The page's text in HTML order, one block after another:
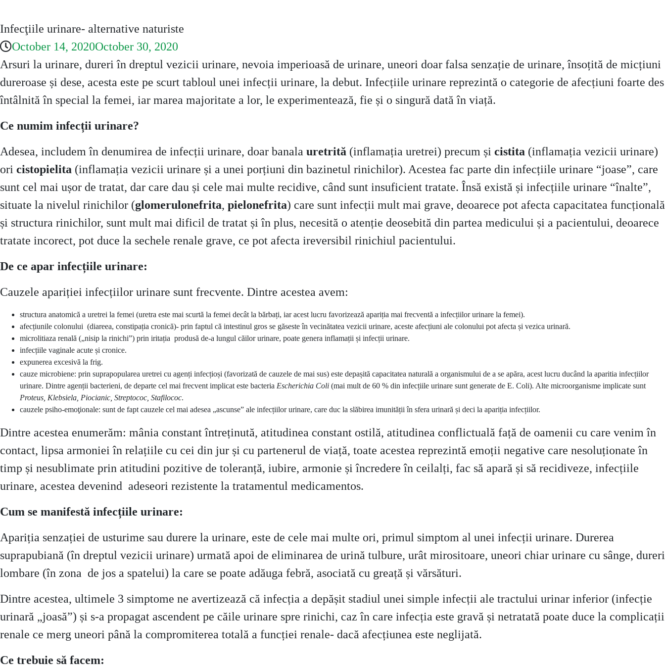
Infecţiile urinare- alternative naturiste
October 14, 2020October 30, 2020
Arsuri la urinare, dureri în dreptul vezicii urinare, nevoia imperioasă de urinare, uneori doar falsa senzație de urinare, însoțită de micțiuni
dureroase și dese, acesta este pe scurt tabloul unei infecții urinare, la debut. Infecțiile urinare reprezintă o categorie de afecțiuni foarte des
întâlnită în special la femei, iar marea majoritate a lor, le experimentează, fie și o singură dată în viață.
Ce numim infecții urinare?
Adesea, includem în denumirea de infecții urinare, doar banala uretrită (inflamația uretrei) precum și cistita (inflamația vezicii urinare)
ori cistopielita (inflamația vezicii urinare și a unei porțiuni din bazinetul rinichilor). Acestea fac parte din infecțiile urinare “joase”, care
sunt cel mai ușor de tratat, dar care dau și cele mai multe recidive, când sunt insuficient tratate. Însă există și infecțiile urinare “înalte”,
situate la nivelul rinichilor (glomerulonefrita, pielonefrita) care sunt infecții mult mai grave, deoarece pot afecta capacitatea funcțională
și structura rinichilor, sunt mult mai dificil de tratat și în plus, necesită o atenție deosebită din partea medicului și a pacientului, deoarece
tratate incorect, pot duce la sechele renale grave, ce pot afecta ireversibil rinichiul pacientului.
De ce apar infecțiile urinare:
Cauzele apariției infecțiilor urinare sunt frecvente. Dintre acestea avem:
structura anatomică a uretrei la femei (uretra este mai scurtă la femei decât la bărbați, iar acest lucru favorizează apariția mai frecventă a infecțiilor urinare la femei).
afecțiunile colonului (diareea, constipația cronică)- prin faptul că intestinul gros se găseste în vecinătatea vezicii urinare, aceste afecțiuni ale colonului pot afecta și vezica urinară.
microlitiaza renală („nisip la rinichi”) prin iritația produsă de-a lungul căilor urinare, poate genera inflamații și infecții urinare.
infecțiile vaginale acute și cronice.
expunerea excesivă la frig.
cauze microbiene: prin suprapopularea uretrei cu agenți infecțioși (favorizată de cauzele de mai sus) este depașită capacitatea naturală a organismului de a se apăra, acest lucru ducând la aparitia infecțiilor
urinare. Dintre agenții bacterieni, de departe cel mai frecvent implicat este bacteria Escherichia Coli (mai mult de 60 % din infecțiile urinare sunt generate de E. Coli). Alte microorganisme implicate sunt
Proteus, Klebsiela, Piocianic, Streptococ, Stafilococ.
cauzele psiho-emoţionale: sunt de fapt cauzele cel mai adesea „ascunse” ale infecțiilor urinare, care duc la slăbirea imunității în sfera urinară și deci la apariția infecțiilor.
Dintre acestea enumerăm: mânia constant întreținută, atitudinea constant ostilă, atitudinea conflictuală față de oamenii cu care venim în
contact, lipsa armoniei în relațiile cu cei din jur și cu partenerul de viață, toate acestea reprezintă emoții negative care nesoluționate în
timp și nesublimate prin atitudini pozitive de toleranță, iubire, armonie și încredere în ceilalți, fac să apară și să recidiveze, infecțiile
urinare, acestea devenind adeseori rezistente la tratamentul medicamentos.
Cum se manifestă infecțiile urinare:
Apariția senzației de usturime sau durere la urinare, este de cele mai multe ori, primul simptom al unei infecții urinare. Durerea
suprapubiană (în dreptul vezicii urinare) urmată apoi de eliminarea de urină tulbure, urât mirositoare, uneori chiar urinare cu sânge, dureri
lombare (în zona de jos a spatelui) la care se poate adăuga febră, asociată cu greață și vărsături.
Dintre acestea, ultimele 3 simptome ne avertizează că infecția a depășit stadiul unei simple infecții ale tractului urinar inferior (infecție
urinară „joasă”) și s-a propagat ascendent pe căile urinare spre rinichi, caz în care infecția este gravă și netratată poate duce la complicații
renale ce merg uneori până la compromiterea totală a funcției renale- dacă afecțiunea este neglijată.
Ce trebuie să facem: